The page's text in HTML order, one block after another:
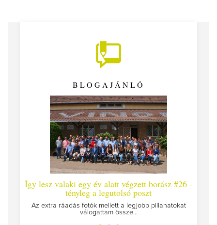
BLOGAJÁNLÓ
Így lesz valaki egy év alatt végzett borász #26 -
tényleg a legutolsó poszt
Az extra ráadás fotók mellett a legjobb pillanatokat
válogattam össze...